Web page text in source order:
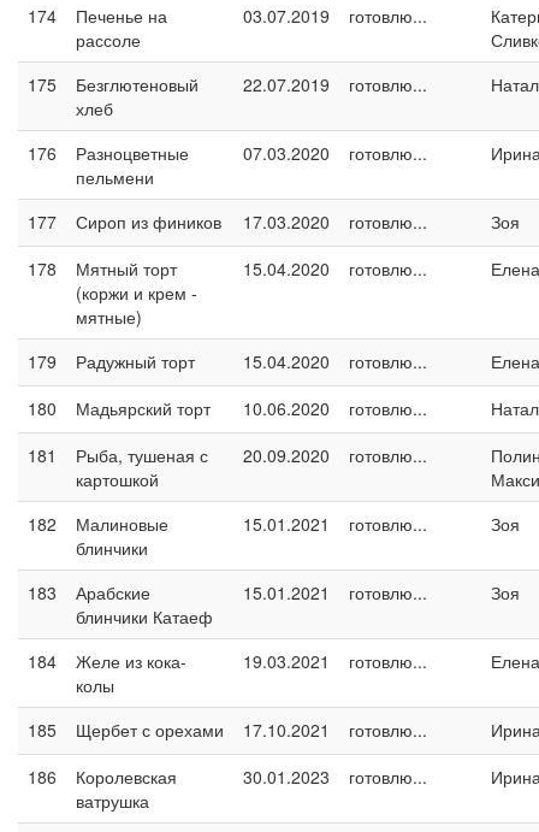
174
Печенье на
рассоле
03.07.2019 готовлю...
175
Безглютеновый
хлеб
22.07.2019 готовлю...
176
Разноцветные
пельмени
07.03.2020 готовлю...
177 Сироп из фиников 17.03.2020 готовлю...
Зоя
178
Мятный торт
(коржи и крем -
мятные)
15.04.2020 готовлю...
179 Радужный торт 15.04.2020 готовлю...
180
Мадьярский торт 10.06.2020 готовлю...
181
Рыба, тушеная с
картошкой
20.09.2020 готовлю...
182
Малиновые
блинчики
15.01.2021 готовлю... Зоя
183
Арабские
блинчики Катаеф
15.01.2021 готовлю... Зоя
184
Желе из кока-
колы
19.03.2021 готовлю...
185 Щербет с орехами 17.10.2021 готовлю...
186
Королевская
ватрушка
30.01.2023 готовлю...